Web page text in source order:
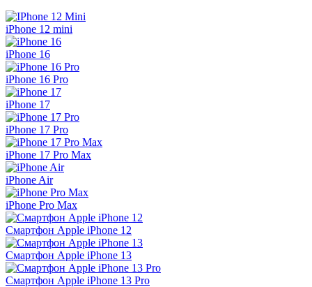
iPhone 12 mini
iPhone 16
iPhone 16 Pro
iPhone 17
iPhone 17 Pro
iPhone 17 Pro Max
iPhone Air
iPhone Pro Max
Смартфон Apple iPhone 12
Смартфон Apple iPhone 13
Смартфон Apple iPhone 13 Pro